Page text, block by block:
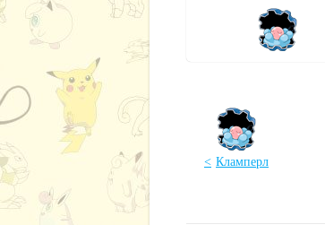
Кламперл